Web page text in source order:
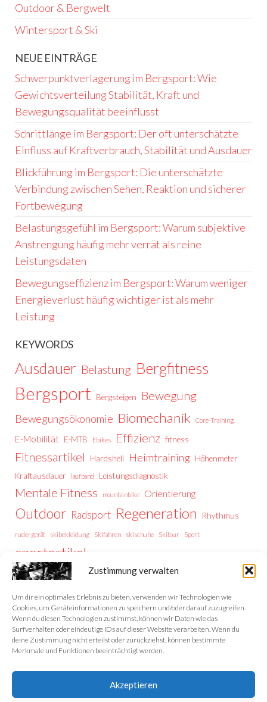
Zustimmung verwalten
Um dir ein optimales Erlebnis zu bieten, verwenden wir Technologien wie
Cookies, um Geräteinformationen zu speichern und/oder darauf zuzugreifen.
Wenn du diesen Technologien zustimmst, können wir Daten wie das
Surfverhalten oder eindeutige IDs auf dieser Website verarbeiten. Wenn du
deine Zustimmung nicht erteilst oder zurückziehst, können bestimmte
Merkmale und Funktionen beeinträchtigt werden.
Akzeptieren
Outdoor & Bergwelt
Wintersport & Ski
NEUE EINTRÄGE
Schwerpunktverlagerung im Bergsport: Wie
Gewichtsverteilung Stabilität, Kraft und
Bewegungsqualität beeinflusst
Schrittlänge im Bergsport: Der oft unterschätzte
Einfluss auf Kraftverbrauch, Stabilität und Ausdauer
Blickführung im Bergsport: Die unterschätzte
Verbindung zwischen Sehen, Reaktion und sicherer
Fortbewegung
Belastungsgefühl im Bergsport: Warum subjektive
Anstrengung häufig mehr verrät als reine
Leistungsdaten
Bewegungseffizienz im Bergsport: Warum weniger
Energieverlust häufig wichtiger ist als mehr
Leistung
KEYWORDS
Ausdauer Belastung Bergfitness
Bergsport Bergsteigen Bewegung
Bewegungsökonomie Biomechanik Core-Training.
E-Mobilität E-MTB Ebikes Effizienz fitness
Fitnessartikel Hardshell Heimtraining
Höhenmeter
Kraftausdauer
laufband Leistungsdiagnostik
Mentale Fitness mountainbike Orientierung
Outdoor Radsport Regeneration Rhythmus
rudergerät skibekleidung Skifahren skischuhe Skitour Sport
sportartikel
Trainingssteuerung
Trainingstipps Trekking Trekking Vorbereitung
Home
Datenschutzerklärung
Impressum